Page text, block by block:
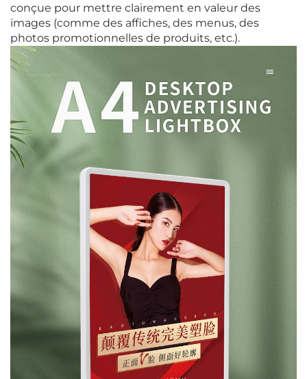
conçue pour mettre clairement en valeur des
images (comme des affiches, des menus, des
photos promotionnelles de produits, etc.).